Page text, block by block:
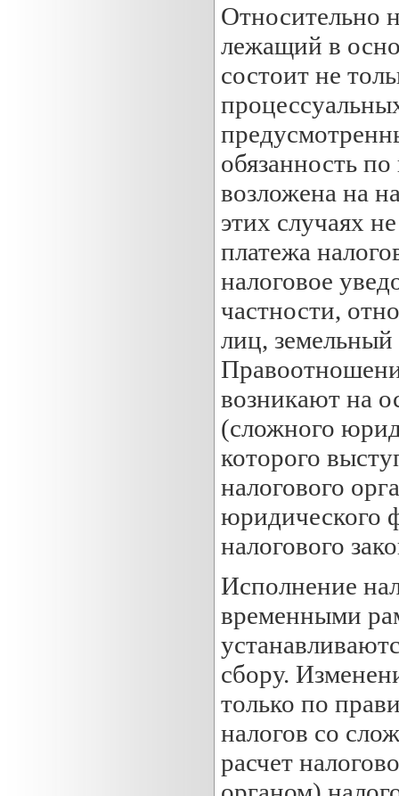
Относительно
лежащий в
состоит не
обязанность
возложена на
этих случаях
платежа
налоговое
частности,
лиц, земельный
возникают на
(сложного
которого
налогового
юридического
налогового
Исполнение
временными
сбору.
только по
налогов со
расчет